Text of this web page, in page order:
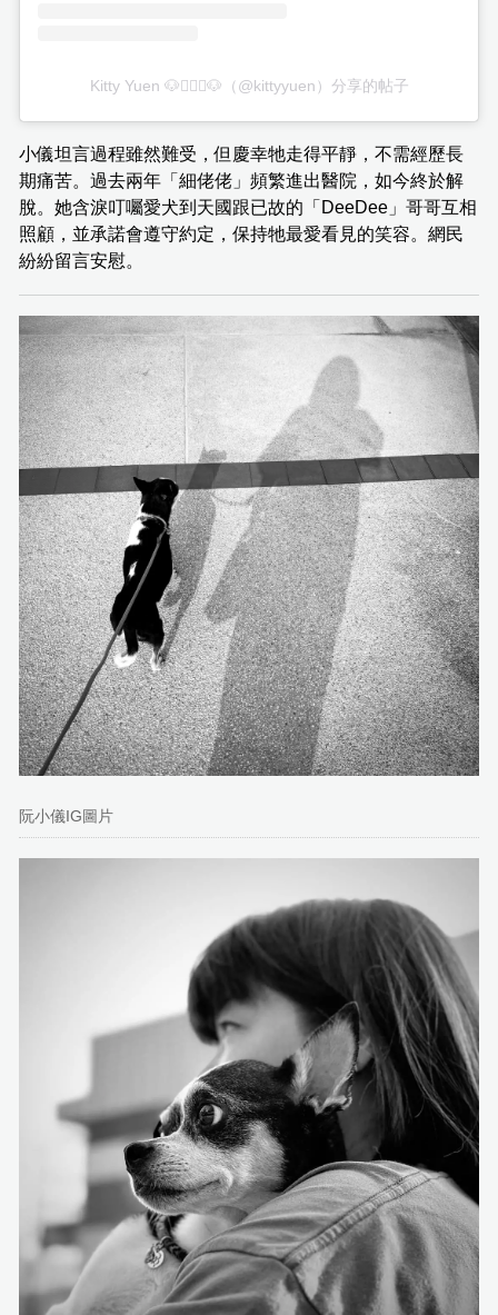
Kitty Yuen 🐶🙋🏻‍♀️🐶（@kittyyuen）分享的帖子
小儀坦言過程雖然難受，但慶幸牠走得平靜，不需經歷長
期痛苦。過去兩年「細佬佬」頻繁進出醫院，如今終於解
脫。她含淚叮囑愛犬到天國跟已故的「DeeDee」哥哥互相
照顧，並承諾會遵守約定，保持牠最愛看見的笑容。網民
紛紛留言安慰。
阮小儀IG圖片